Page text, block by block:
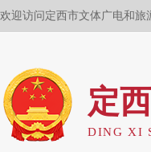
欢迎访问定西市文体广电和旅
定
DING XI